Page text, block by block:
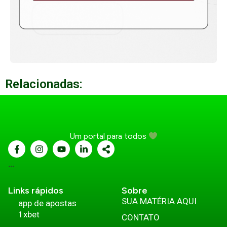
Relacionadas:
Um portal para todos
...
Links rápidos
app de apostas
1xbet
Sobre
SUA MATÉRIA AQUI
CONTATO